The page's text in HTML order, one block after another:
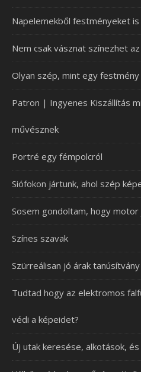
Napelemekből festményeket
Nem csak vásznat színezhet
Olyan szép, mint egy festmény
Patron | Ingyenes Kiszállítás
művésznek
Portré egy fémpolcról
Siófokon jártunk, ahol szép
Sosem gondoltam, hogy
Színes szavak
Szürreálisan jó árak
Tudtad hogy az elektromos
védi a képeidet?
Új utak keresése, alkotások,